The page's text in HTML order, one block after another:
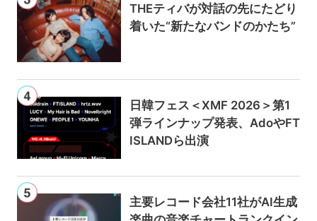
THEティバが対話の先にたどり
着いた“新たなバンドのかたち”
日韓フェス＜XMF 2026＞第1
弾ラインナップ発表、AdoやFT
ISLANDら出演
主要レコード会社11社がAI生成